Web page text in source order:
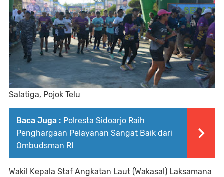
Salatiga, Pojok Telu
Baca Juga : Polresta Sidoarjo Raih
Penghargaan Pelayanan Sangat Baik dari
Ombudsman RI
Wakil Kepala Staf Angkatan Laut (Wakasal) Laksamana